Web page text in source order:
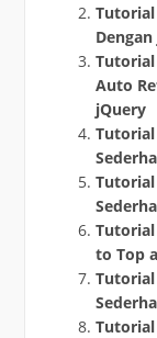
Auto
jQuery
Tutorial
to Top
Tutorial
Tutorial